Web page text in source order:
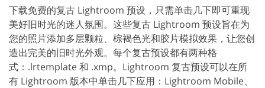
下载免费的复古 Lightroom 预设，只需单击几下即可重现
美好旧时光的迷人氛围。这些复古 Lightroom 预设旨在为
您的照片添加多层颗粒、棕褐色光和胶片模拟效果，让您创
造出完美的旧时光外观。每个复古预设都有两种格
式：.lrtemplate 和 .xmp。Lightroom 复古预设可以在所
有 Lightroom 版本中单击几下应用：Lightroom Mobile、